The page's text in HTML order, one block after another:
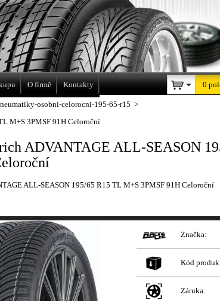
osobni-celorocni-195-65-r15 >
M+S 3PMSF 91H Celoroční
ADVANTAGE ALL-SEASON
ALL-SEASON 195/65 R15 TL M+S 3PMSF 91H Celoroční
Značka:
Kód
Záruka:
O firmě Kontakty 0